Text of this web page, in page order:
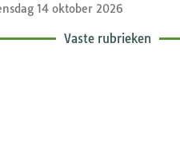
14 oktober 2026
Vaste rubrieken